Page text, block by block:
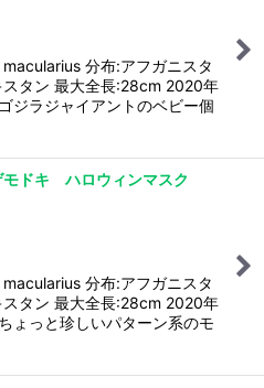
分布:アフガニスタ
スタン 最大全長:28cm 2020年
ジラジャイアントのベビー個
モドキ ハロウィンマスク
分布:アフガニスタ
スタン 最大全長:28cm 2020年
ょっと珍しいパターン系のモ